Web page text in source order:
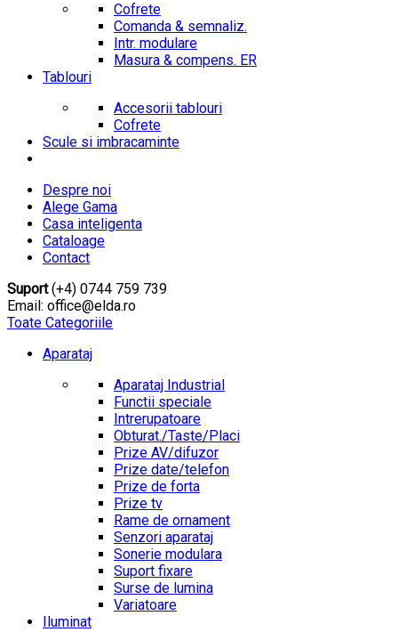
Cofrete
Comanda & semnaliz.
Intr. modulare
Masura & compens. ER
Tablouri
Accesorii tablouri
Cofrete
Scule si imbracaminte
Despre noi
Alege Gama
Casa inteligenta
Cataloage
Contact
Suport(+4) 0744 759 739
Email: office@elda.ro
Toate Categoriile
Aparataj
Aparataj Industrial
Functii speciale
Intrerupatoare
Obturat./Taste/Placi
Prize AV/difuzor
Prize date/telefon
Prize de forta
Prize tv
Rame de ornament
Senzori aparataj
Sonerie modulara
Suport fixare
Surse de lumina
Variatoare
Iluminat